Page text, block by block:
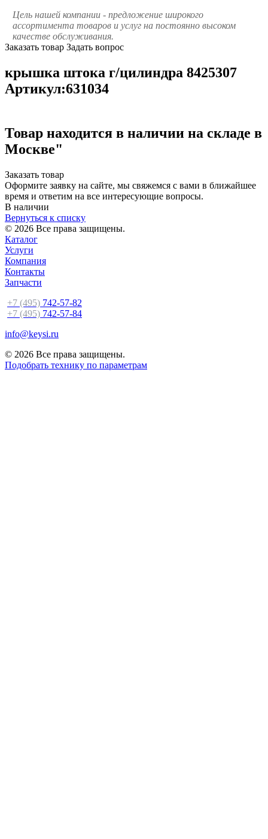
Цель нашей компании - предложение широкого
ассортимента товаров и услуг на постоянно высоком
качестве обслуживания.
Заказать товар Задать вопрос
крышка штока г/цилиндра 8425307
Артикул:631034
Товар находится в наличии на складе в
Москве"
Заказать товар
Оформите заявку на сайте, мы свяжемся с вами в ближайшее
время и ответим на все интересующие вопросы.
В наличии
Вернуться к списку
© 2026 Все права защищены.
Каталог
Услуги
Компания
Контакты
Запчасти
+7 (495) 742-57-82
+7 (495) 742-57-84
info@keysi.ru
© 2026 Все права защищены.
Подобрать технику по параметрам